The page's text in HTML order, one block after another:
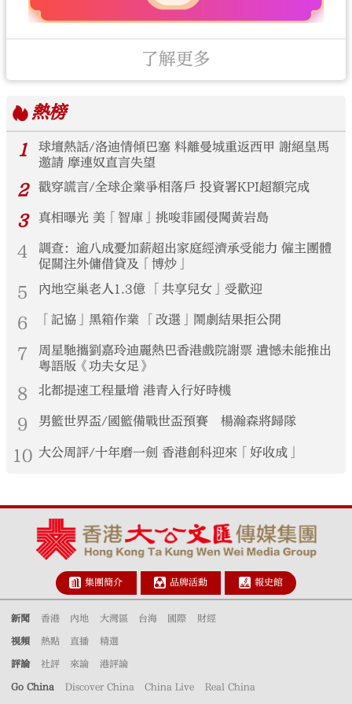
了解更多
熱榜
1
球壇熱話/洛迪情傾巴塞 料離曼城重返西甲 謝絕皇馬
邀請 摩連奴直言失望
2 戳穿謊言/全球企業爭相落戶 投資署KPI超額完成
3 真相曝光 美「智庫」挑唆菲國侵闖黃岩島
4
調查：逾八成憂加薪超出家庭經濟承受能力 僱主團體
促關注外傭借貸及「博炒」
5 內地空巢老人1.3億 「共享兒女」受歡迎
6 「記協」黑箱作業 「改選」鬧劇結果拒公開
7
周星馳攜劉嘉玲迪麗熱巴香港戲院謝票 遺憾未能推出
粵語版《功夫女足》
8 北都提速工程量增 港青入行好時機
9 男籃世界盃/國籃備戰世盃預賽 楊瀚森將歸隊
10 大公周評/十年磨一劍 香港創科迎來「好收成」
集團簡介 品牌活動 報史館
新聞 香港 內地 大灣區 台海 國際 財經
視頻 熱點 直播 精選
評論 社評 來論 港評論
Go China Discover China China Live Real China